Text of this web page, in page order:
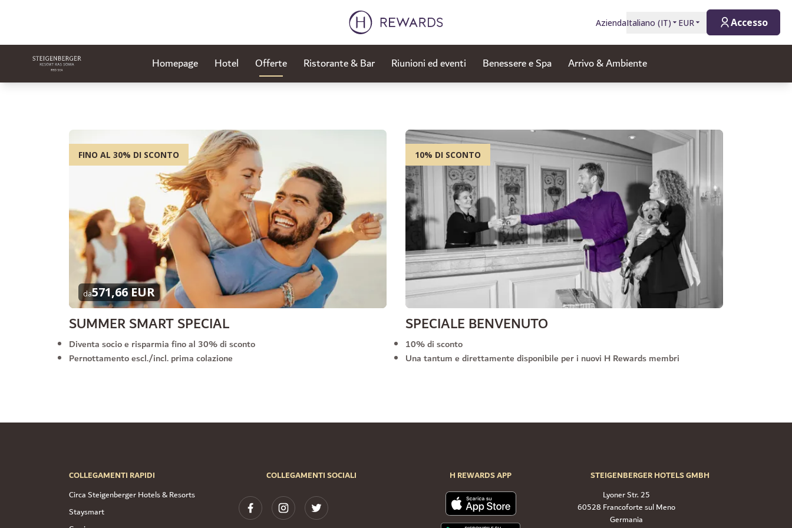
AziendaItaliano (IT) EUR Accesso
Homepage Hotel Offerte Ristorante & Bar Riunioni ed eventi Benessere e Spa Arrivo & Ambiente
FINO AL 30% DI SCONTO
da571,66 EUR
SUMMER SMART SPECIAL
Diventa socio e risparmia fino al 30% di sconto
Pernottamento escl./incl. prima colazione
10% DI SCONTO
SPECIALE BENVENUTO
10% di sconto
Una tantum e direttamente disponibile per i nuovi H Rewards membri
COLLEGAMENTI RAPIDI
Circa Steigenberger Hotels & Resorts
Staysmart
COLLEGAMENTI SOCIALI H REWARDS APP
STEIGENBERGER HOTELS GMBH
Lyoner Str. 25
60528 Francoforte sul Meno
Germania